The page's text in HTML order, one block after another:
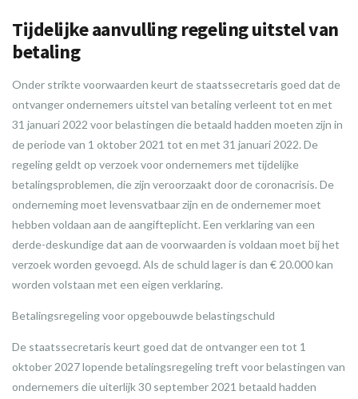
Tijdelijke aanvulling regeling uitstel van
betaling
Onder strikte voorwaarden keurt de staatssecretaris goed dat de
ontvanger ondernemers uitstel van betaling verleent tot en met
31 januari 2022 voor belastingen die betaald hadden moeten zijn in
de periode van 1 oktober 2021 tot en met 31 januari 2022. De
regeling geldt op verzoek voor ondernemers met tijdelijke
betalingsproblemen, die zijn veroorzaakt door de coronacrisis. De
onderneming moet levensvatbaar zijn en de ondernemer moet
hebben voldaan aan de aangifteplicht. Een verklaring van een
derde-deskundige dat aan de voorwaarden is voldaan moet bij het
verzoek worden gevoegd. Als de schuld lager is dan € 20.000 kan
worden volstaan met een eigen verklaring.
Betalingsregeling voor opgebouwde belastingschuld
De staatssecretaris keurt goed dat de ontvanger een tot 1
oktober 2027 lopende betalingsregeling treft voor belastingen van
ondernemers die uiterlijk 30 september 2021 betaald hadden